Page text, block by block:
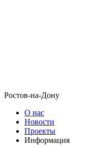
Ростов-на-Дону
О нас
Новости
Проекты
Информация